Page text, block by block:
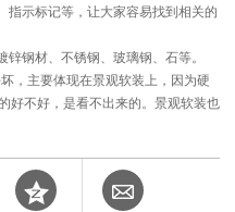
示标记等，让大家容易找到相关的
钢材、不锈钢、玻璃钢、石等。
，主要体现在景观软装上，因为硬
好不好，是看不出来的。景观软装也